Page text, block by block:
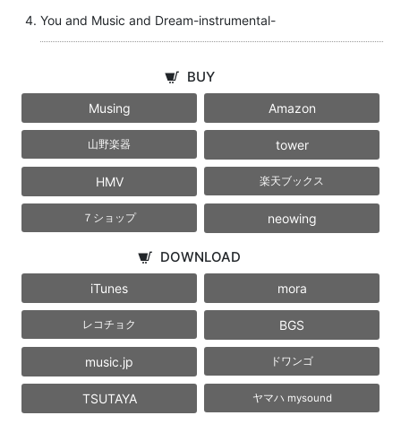
You and Music and Dream-instrumental-
BUY
Musing Amazon
山野楽器 tower
HMV 楽天ブックス
７ショップ neowing
DOWNLOAD
iTunes mora
レコチョク BGS
music.jp ドワンゴ
TSUTAYA ヤマハ mysound